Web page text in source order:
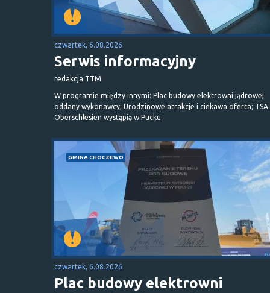
czwartek, 6.08.2026
Serwis informacyjny
redakcja TTM
W programie między innymi: Plac budowy elektrowni jądrowej
oddany wykonawcy; Urodzinowe atrakcje i ciekawa oferta; TSA
Oberschlesien wystąpią w Pucku
GMINA CHOCZEWO
czwartek, 6.08.2026
Plac budowy elektrowni